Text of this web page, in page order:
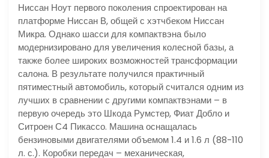
Ниссан Ноут первого поколения спроектирован на
платформе Ниссан В, общей с хэтчбеком Ниссан
Микра. Однако шасси для компактвэна было
модернизировано для увеличения колесной базы, а
также более широких возможностей трансформации
салона. В результате получился практичный
пятиместный автомобиль, который считался одним из
лучших в сравнении с другими компактвэнами – в
первую очередь это Шкода Румстер, Фиат Добло и
Ситроен С4 Пикассо. Машина оснащалась
бензиновыми двигателями объемом 1.4 и 1.6 л (88-110
л. с.). Коробки передач – механическая,